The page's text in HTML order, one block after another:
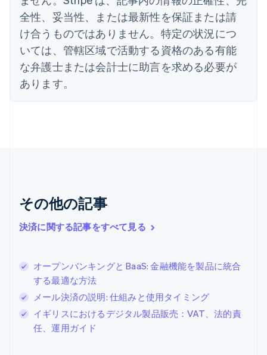
全性、妥当性、または最新性を保証または請
け合うものではありません。特定の状況につ
いては、管轄区域で活動する資格のある有能
な弁護士または会計士に助言を求める必要が
あります。
その他の記事
決済に関する記事をすべて見る
オープンバンキングと BaaS: 金融機能を製品に統合
する最適な方法
メール決済の説明: 仕組みと使用タイミング
イギリスにおけるデジタル製品販売：VAT、法的責
任、運用ガイド
インド
English
エストニア
English
オーストラリア
English
オーストリア
DeutschEnglish
オランダ
クロアチア
English Italiano
ジブラルタル
English简体中文
スイス
DeutschFrançaisItaliano
スウェーデン
SvenskaEnglish
スペイン
EspañolEnglish